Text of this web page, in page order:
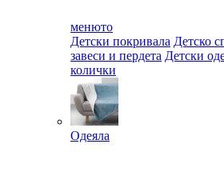
менюто
Детски покривала Детско
завеси и пердета Детски
колички
Одеяла